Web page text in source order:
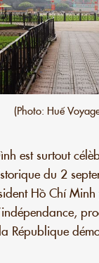
(Photo: Huế
est surtout
du 2
Hồ Chí
République